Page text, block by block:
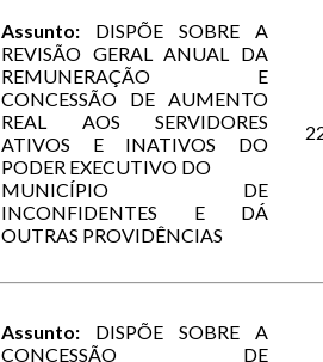
Assunto: DISPÕE SOBRE A
REVISÃO GERAL ANUAL DA
REMUNERAÇÃO E
CONCESSÃO DE AUMENTO
REAL AOS SERVIDORES
ATIVOS E INATIVOS DO
PODER EXECUTIVO DO
MUNICÍPIO DE
INCONFIDENTES E DÁ
OUTRAS PROVIDÊNCIAS
Assunto: DISPÕE SOBRE A
CONCESSÃO DE